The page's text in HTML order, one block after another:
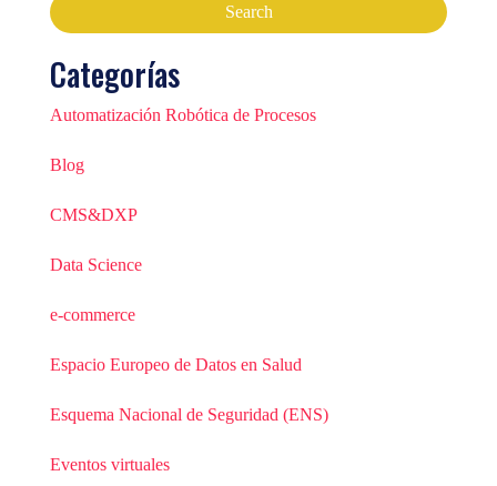
Categorías
Automatización Robótica de Procesos
Blog
CMS&DXP
Data Science
e-commerce
Espacio Europeo de Datos en Salud
Esquema Nacional de Seguridad (ENS)
Eventos virtuales